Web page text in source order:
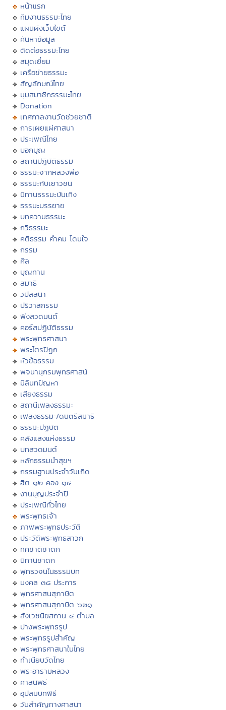
หน้าแรก
ทีมงานธรรมะไทย
แผนผังเว็บไซต์
ค้นหาข้อมูล
ติดต่อธรรมะไทย
สมุดเยี่ยม
เครือข่ายธรรมะ
สัญลักษณ์ไทย
มุมสมาชิกธรรมะไทย
Donation
เทศกาลงานวัดช่วยชาติ
การเผยแผ่ศาสนา
ประเพณีไทย
บอกบุญ
สถานปฏิบัติธรรม
ธรรมะจากหลวงพ่อ
ธรรมะกับเยาวชน
นิทานธรรมะบันเทิง
ธรรมะบรรยาย
บทความธรรมะ
กวีธรรมะ
คติธรรม คำคม โดนใจ
กรรม
ศีล
บุญทาน
สมาธิ
วิปัสสนา
ปริวาสกรรม
ฟังสวดมนต์
คอร์สปฏิบัติธรรม
พระพุทธศาสนา
พระไตรปิฏก
หัวข้อธรรม
พจนานุกรมพุทธศาสน์
มิลินทปัญหา
เสียงธรรม
สถานีเพลงธรรมะ
เพลงธรรมะ/ดนตรีสมาธิ
ธรรมะปฏิบัติ
คลังแสงแห่งธรรม
บทสวดมนต์
หลักธรรมนำสุขฯ
กรรมฐานประจำวันเกิด
ฮีต ๑๒ คอง ๑๔
งานบุญประจำปี
ประเพณีทั่วไทย
พระพุทธเจ้า
ภาพพระพุทธประวัติ
ประวัติพระพุทธสาวก
ทศชาติชาดก
นิทานชาดก
พุทธวจนในธรรมบท
มงคล ๓๘ ประการ
พุทธศาสนสุภาษิต
พุทธศาสนสุภาษิต ๖๒๑
สังเวชนียสถาน ๔ ตำบล
ปางพระพุทธรูป
พระพุทธรูปสำคัญ
พระพุทธศาสนาในไทย
ทำเนียบวัดไทย
พระอารามหลวง
ศาสนพิธี
อุปสมบทพิธี
วันสำคัญทางศาสนา